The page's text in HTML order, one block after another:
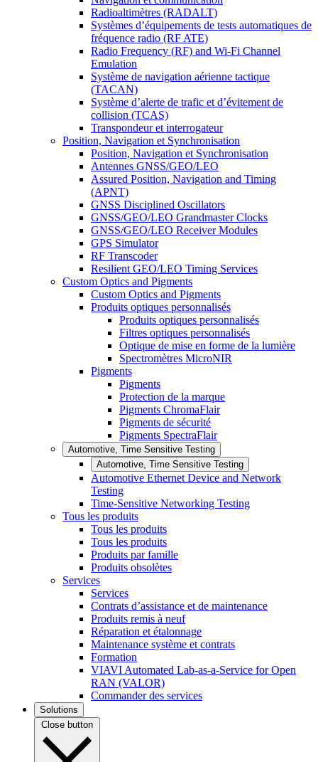
Radioaltimètres (RADALT)
Systèmes d’équipements de tests automatiques de
fréquence radio (RF ATE)
Radio Frequency (RF) and Wi-Fi Channel
Emulation
Système de navigation aérienne tactique
(TACAN)
Système d’alerte de trafic et d’évitement de
collision (TCAS)
Transpondeur et interrogateur
Position, Navigation et Synchronisation
Position, Navigation et Synchronisation
Antennes GNSS/GEO/LEO
Assured Position, Navigation and Timing
(APNT)
GNSS Disciplined Oscillators
GNSS/GEO/LEO Grandmaster Clocks
GNSS/GEO/LEO Receiver Modules
GPS Simulator
RF Transcoder
Resilient GEO/LEO Timing Services
Custom Optics and Pigments
Custom Optics and Pigments
Produits optiques personnalisés
Produits optiques personnalisés
Filtres optiques personnalisés
Optique de mise en forme de la lumière
Spectromètres MicroNIR
Pigments
Pigments
Protection de la marque
Pigments ChromaFlair
Pigments de sécurité
Pigments SpectraFlair
Automotive, Time Sensitive Testing
Automotive, Time Sensitive Testing
Automotive Ethernet Device and Network
Testing
Time-Sensitive Networking Testing
Tous les produits
Tous les produits
Tous les produits
Produits par famille
Produits obsolètes
Services
Services
Contrats d’assistance et de maintenance
Produits remis à neuf
Réparation et étalonnage
Maintenance système et contrats
Formation
VIAVI Automated Lab-as-a-Service for Open
RAN (VALOR)
Commander des services
Solutions
Close button